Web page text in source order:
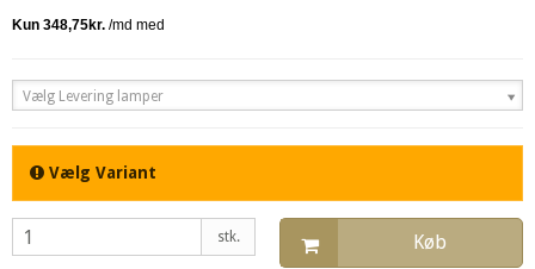
Vælg Levering lamper
Vælg Variant
stk. Køb